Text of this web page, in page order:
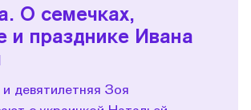
О семечках,
и празднике Ивана
девятилетняя Зоя